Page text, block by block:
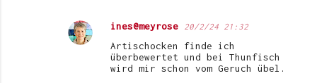
ines@meyrose 20/2/24 21:32
Artischocken finde ich
überbewertet und bei Thunfisch
wird mir schon vom Geruch übel.